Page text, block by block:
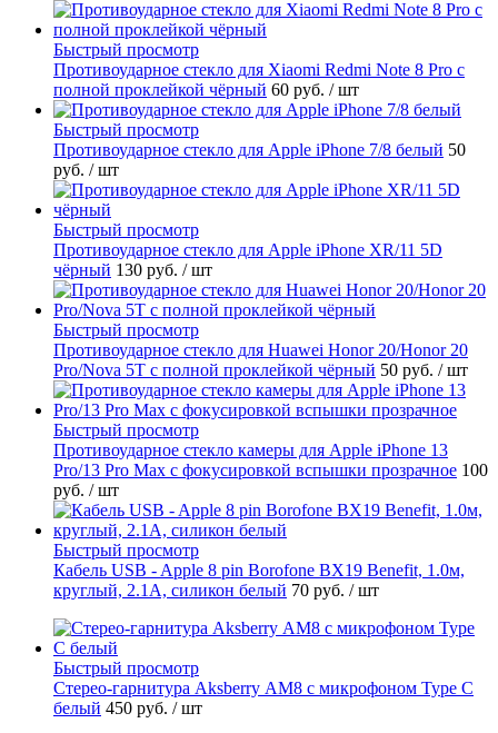
Быстрый просмотр
Противоударное стекло для Xiaomi Redmi Note 8 Pro с
полной проклейкой чёрный 60 руб. / шт
Быстрый просмотр
Противоударное стекло для Apple iPhone 7/8 белый 50
руб. / шт
Быстрый просмотр
Противоударное стекло для Apple iPhone XR/11 5D
чёрный 130 руб. / шт
Быстрый просмотр
Противоударное стекло для Huawei Honor 20/Honor 20
Pro/Nova 5T с полной проклейкой чёрный 50 руб. / шт
Быстрый просмотр
Противоударное стекло камеры для Apple iPhone 13
Pro/13 Pro Max с фокусировкой вспышки прозрачное 100
руб. / шт
Быстрый просмотр
Кабель USB - Apple 8 pin Borofone BX19 Benefit, 1.0м,
круглый, 2.1A, силикон белый 70 руб. / шт
Быстрый просмотр
Стерео-гарнитура Aksberry АM8 с микрофоном Type C
белый 450 руб. / шт